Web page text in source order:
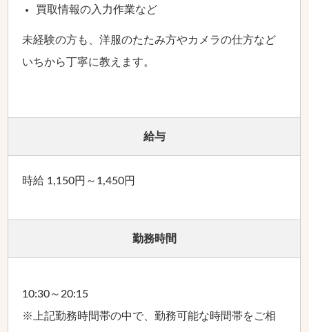
買取情報の入力作業など
未経験の方も、洋服のたたみ方やカメラの仕方など
いちから丁寧に教えます。
給与
時給 1,150円～1,450円
勤務時間
10:30～20:15
※上記勤務時間帯の中で、勤務可能な時間帯をご相